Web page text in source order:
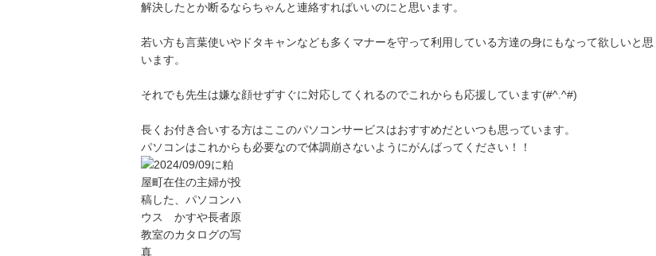
解決したとか断るならちゃんと連絡すればいいのにと思います。
若い方も言葉使いやドタキャンなども多くマナーを守って利用している方達の身にもなって欲しいと思
います。
それでも先生は嫌な顔せずすぐに対応してくれるのでこれからも応援しています(#^.^#)
長くお付き合いする方はここのパソコンサービスはおすすめだといつも思っています。
パソコンはこれからも必要なので体調崩さないようにがんばってください！！